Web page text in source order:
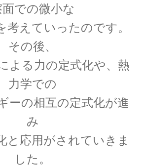
Ａ＝マリ・アンペール
みを分かり易く実験で説明】
17世紀生まれの
物理学者のまとめ
での微小な
考えていったのです。
その後、
よる力の定式化や、熱
力学での
ーの相互の定式化が進
み
と応用がされていきま
した。